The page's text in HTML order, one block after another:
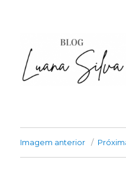
Imagem anterior